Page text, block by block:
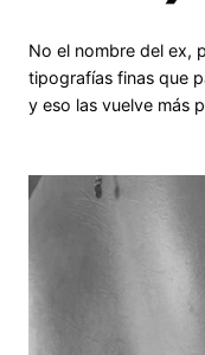
No el nombre del ex,
tipografías finas que
y eso las vuelve más